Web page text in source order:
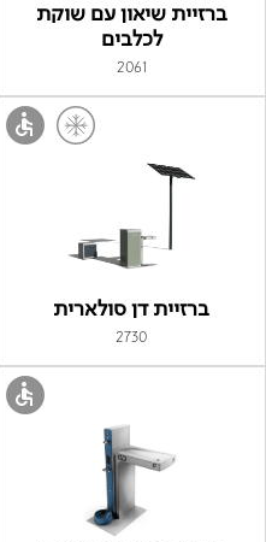
ברזיית שיאון עם שוקת
לכלבים
2061
ברזיית דן סולארית
2730